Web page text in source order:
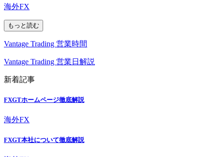
海外FX
もっと読む
Vantage Trading 営業時間
Vantage Trading 営業日解説
新着記事
FXGTホームページ徹底解説
海外FX
FXGT本社について徹底解説